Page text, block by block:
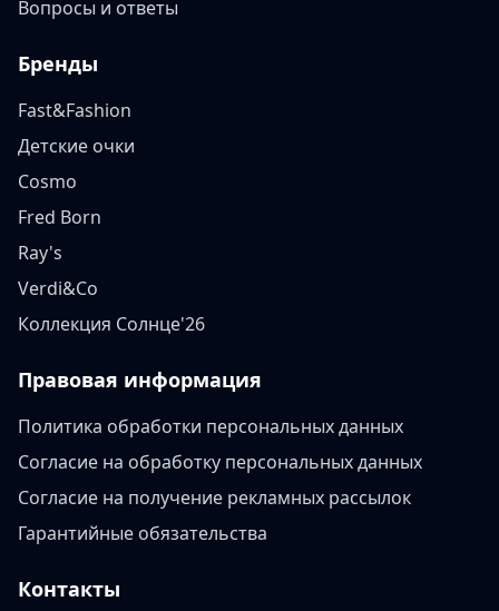
Вопросы и ответы
Бренды
Fast&Fashion
Детские очки
Cosmo
Fred Born
Ray's
Verdi&Co
Коллекция Солнце'26
Правовая информация
Политика обработки персональных данных
Согласие на обработку персональных данных
Согласие на получение рекламных рассылок
Гарантийные обязательства
Контакты